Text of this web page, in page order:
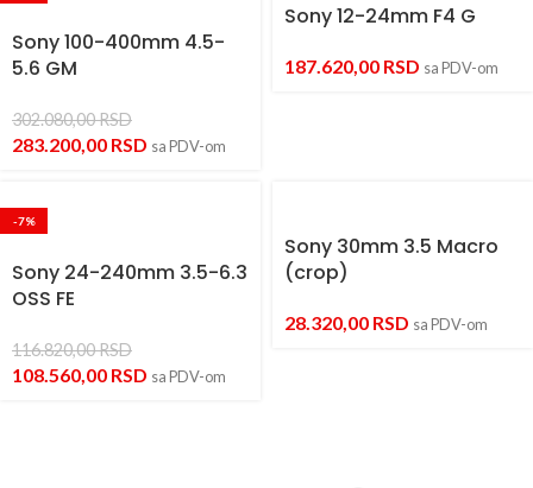
Sony 100-400mm 4.5-
5.6 GM
302.080,00RSD
283.200,00 RSD sa PDV-om
Sony 12-24mm F4 G
187.620,00 RSD sa PDV-om
-7%
Sony 24-240mm 3.5-6.3
OSS FE
116.820,00RSD
108.560,00 RSD sa PDV-om
Sony 30mm 3.5 Macro
(crop)
28.320,00 RSD sa PDV-om